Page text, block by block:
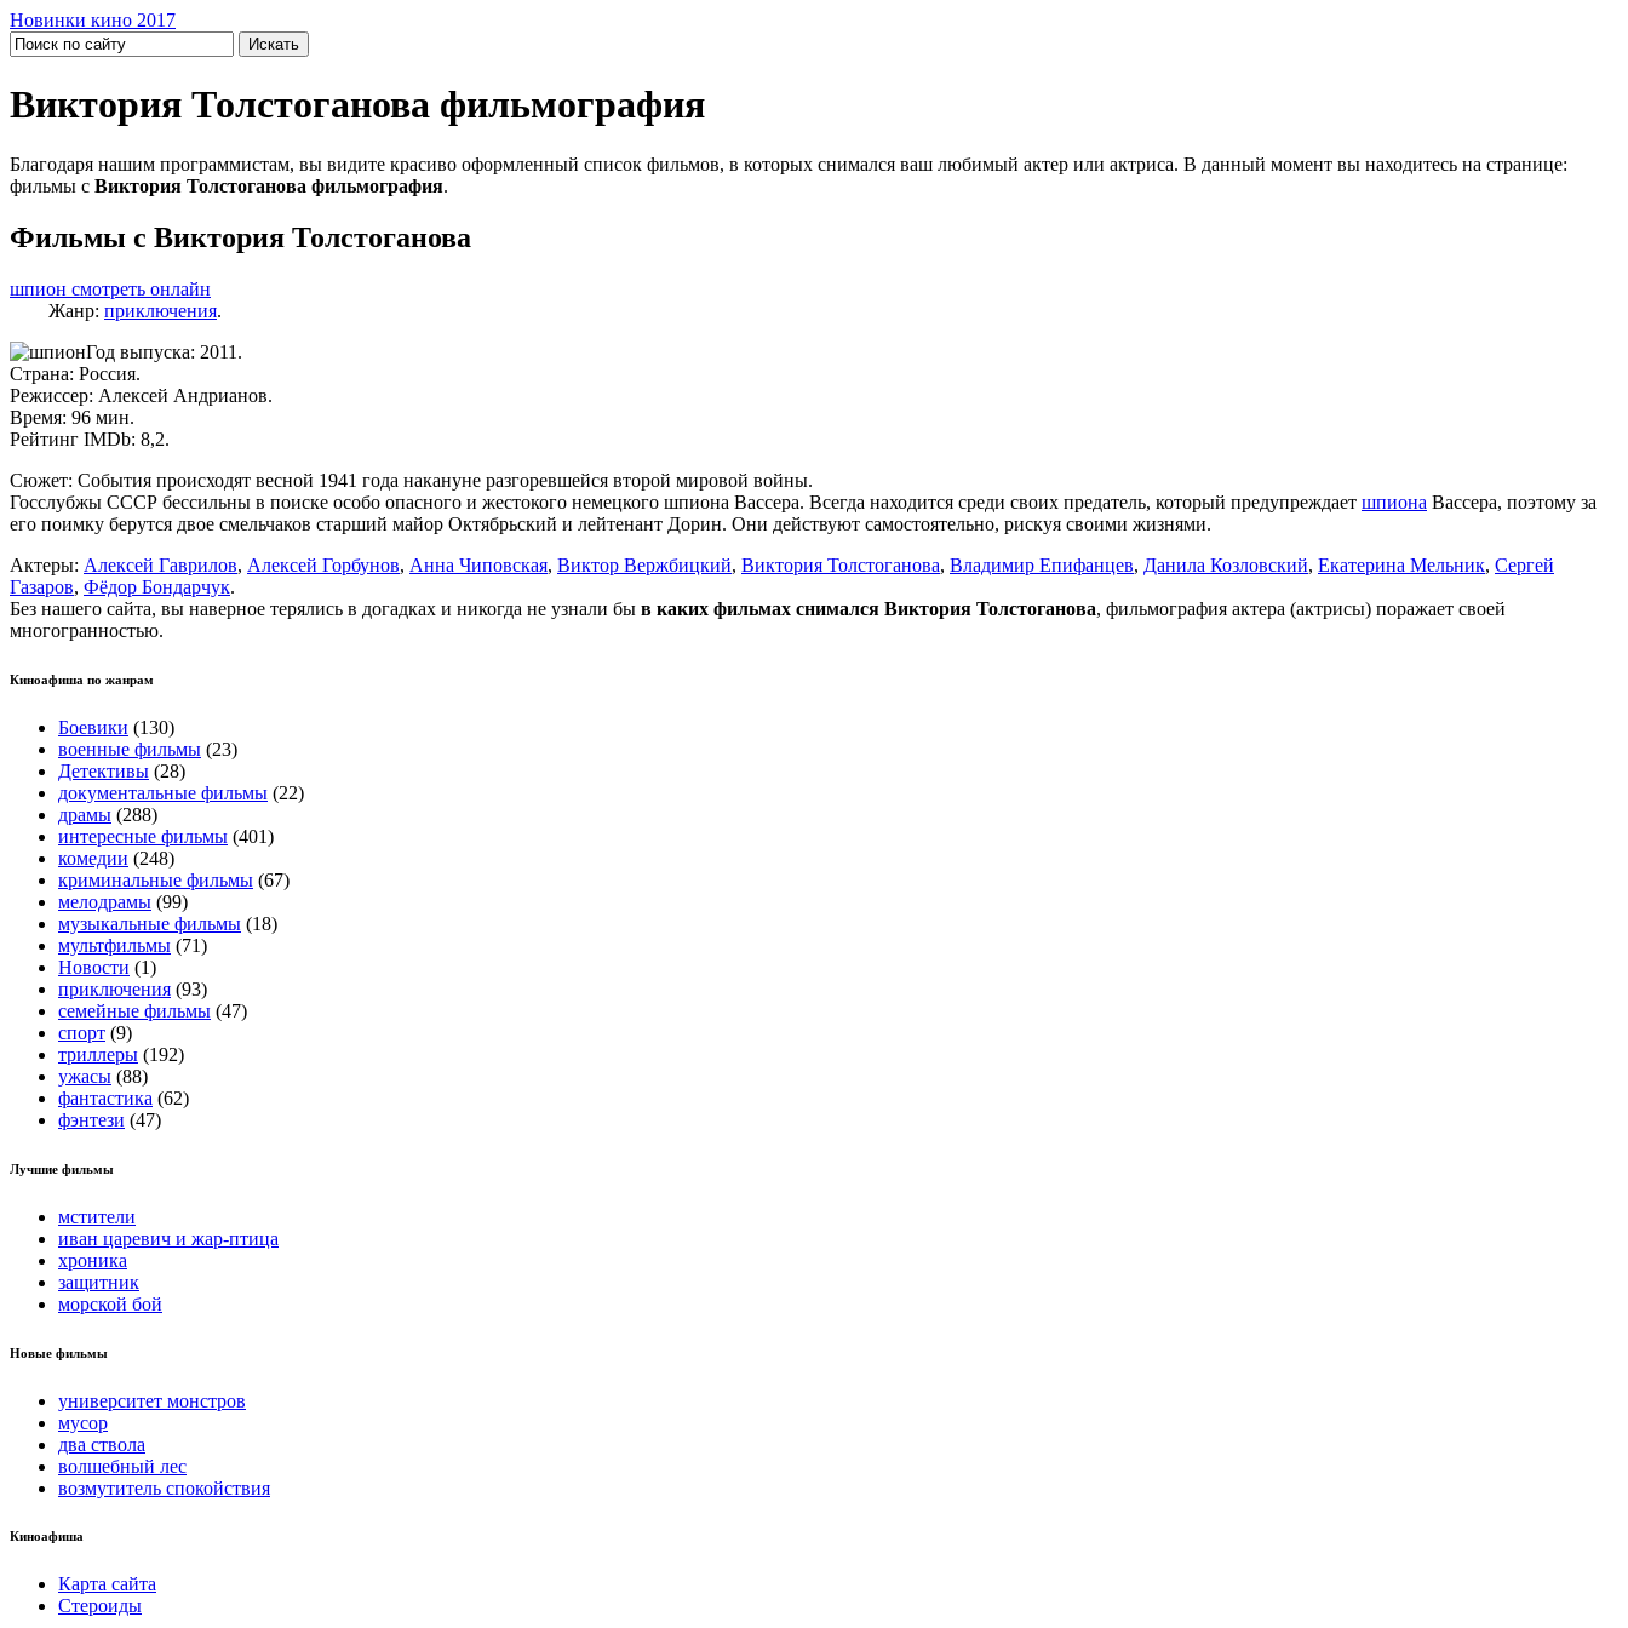
Новинки кино 2017
Виктория Толстоганова фильмография
Благодаря нашим программистам, вы видите красиво оформленный список фильмов, в которых снимался ваш любимый актер или актриса. В данный момент вы находитесь на странице:
фильмы с Виктория Толстоганова фильмография.
Фильмы с Виктория Толстоганова
шпион смотреть онлайн
Жанр: приключения.
Год выпуска: 2011.
Страна: Россия.
Режиссер: Алексей Андрианов.
Время: 96 мин.
Рейтинг IMDb: 8,2.
Сюжет: События происходят весной 1941 года накануне разгоревшейся второй мировой войны.
Госслубжы СССР бессильны в поиске особо опасного и жестокого немецкого шпиона Вассера. Всегда находится среди своих предатель, который предупреждает шпиона Вассера, поэтому за
его поимку берутся двое смельчаков старший майор Октябрьский и лейтенант Дорин. Они действуют самостоятельно, рискуя своими жизнями.
Актеры: Алексей Гаврилов, Алексей Горбунов, Анна Чиповская, Виктор Вержбицкий, Виктория Толстоганова, Владимир Епифанцев, Данила Козловский, Екатерина Мельник, Сергей
Газаров, Фёдор Бондарчук.
Без нашего сайта, вы наверное терялись в догадках и никогда не узнали бы в каких фильмах снимался Виктория Толстоганова, фильмография актера (актрисы) поражает своей
многогранностью.
Киноафиша по жанрам
Боевики (130)
военные фильмы (23)
Детективы (28)
документальные фильмы (22)
драмы (288)
интересные фильмы (401)
комедии (248)
криминальные фильмы (67)
мелодрамы (99)
музыкальные фильмы (18)
мультфильмы (71)
Новости (1)
приключения (93)
семейные фильмы (47)
спорт (9)
триллеры (192)
ужасы (88)
фантастика (62)
фэнтези (47)
Лучшие фильмы
мстители
иван царевич и жар-птица
хроника
защитник
морской бой
Новые фильмы
университет монстров
мусор
два ствола
волшебный лес
возмутитель спокойствия
Киноафиша
Карта сайта
Стероиды